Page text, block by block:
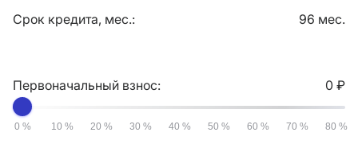
Срок кредита, мес.: 96 мес.
Первоначальный взнос: 0 ₽
0 % 10 % 20 % 30 % 40 % 50 % 60 % 70 % 80 %